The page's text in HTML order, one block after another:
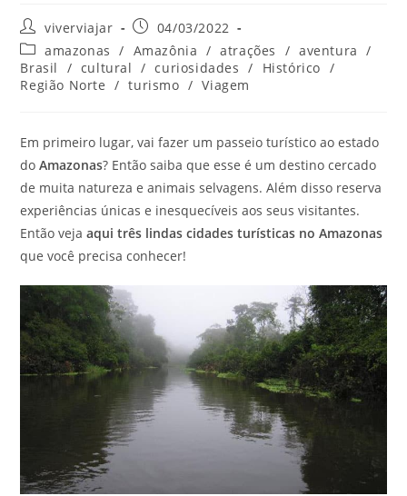
Autor
do
post:
viverviajar
Post
publicado:
04/03/2022
Categoria
do
post:
amazonas / Amazônia / atrações / aventura /
Brasil
/ cultural / curiosidades / Histórico /
Região Norte / turismo / Viagem
Em primeiro lugar, vai fazer um passeio turístico ao estado
doAmazonas? Então saiba que esse é um destino cercado
de muita natureza e animais selvagens. Além disso reserva
experiências únicas e inesquecíveis aos seus visitantes.
Então vejaaqui três lindas cidades turísticas no Amazonas
que você precisa conhecer!